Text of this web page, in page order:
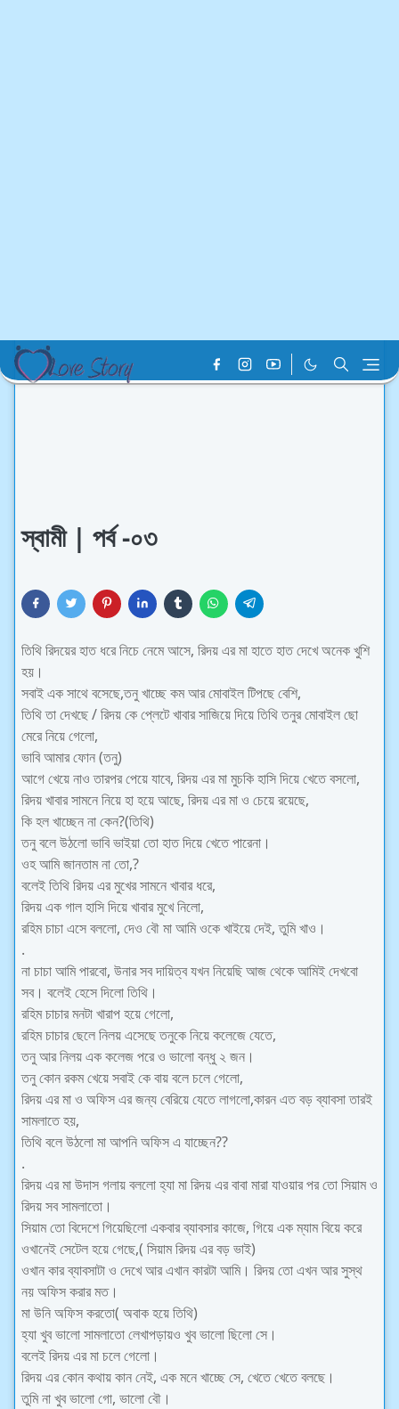
স্বামী | পর্ব -০৩
তিথি রিদয়ের হাত ধরে নিচে নেমে আসে, রিদয় এর মা হাতে হাত দেখে অনেক খুশি
হয়।
সবাই এক সাথে বসেছে,তনু খাচ্ছে কম আর মোবাইল টিপছে বেশি,
তিথি তা দেখছে / রিদয় কে প্লেটে খাবার সাজিয়ে দিয়ে তিথি তনুর মোবাইল ছো
মেরে নিয়ে গেলো,
ভাবি আমার ফোন (তনু)
আগে খেয়ে নাও তারপর পেয়ে যাবে, রিদয় এর মা মুচকি হাসি দিয়ে খেতে বসলো,
রিদয় খাবার সামনে নিয়ে হা হয়ে আছে, রিদয় এর মা ও চেয়ে রয়েছে,
কি হল খাচ্ছেন না কেন?(তিথি)
তনু বলে উঠলো ভাবি ভাইয়া তো হাত দিয়ে খেতে পারেনা।
ওহ আমি জানতাম না তো,?
বলেই তিথি রিদয় এর মুখের সামনে খাবার ধরে,
রিদয় এক গাল হাসি দিয়ে খাবার মুখে নিলো,
রহিম চাচা এসে বললো, দেও বৌ মা আমি ওকে খাইয়ে দেই, তুমি খাও।
.
না চাচা আমি পারবো, উনার সব দায়িত্ব যখন নিয়েছি আজ থেকে আমিই দেখবো
সব। বলেই হেসে দিলো তিথি।
রহিম চাচার মনটা খারাপ হয়ে গেলো,
রহিম চাচার ছেলে নিলয় এসেছে তনুকে নিয়ে কলেজে যেতে,
তনু আর নিলয় এক কলেজ পরে‌ ও ভালো বন্ধু ২ জন।
তনু কোন রকম খেয়ে সবাই কে বায় বলে চলে গেলো,
রিদয় এর মা ও অফিস এর জন্য বেরিয়ে যেতে লাগলো,কারন এত বড় ব্যাবসা তারই
সামলাতে হয়,
তিথি বলে উঠলো মা আপনি অফিস এ যাচ্ছেন??
.
রিদয় এর মা উদাস গলায় বললো হ্যা মা রিদয় এর বাবা মারা যাওয়ার পর তো সিয়াম ও
রিদয় সব সামলাতো।
সিয়াম তো বিদেশে গিয়েছিলো একবার ব্যাবসার কাজে, গিয়ে এক ম্যাম বিয়ে করে
ওখানেই সেটেল হয়ে গেছে,( সিয়াম রিদয় এর বড় ভাই)
ওখান কার ব্যাবসাটা ও দেখে আর এখান কারটা আমি। রিদয় তো এখন আর সুস্থ
নয় অফিস করার মত।
মা উনি অফিস করতো( অবাক হয়ে তিথি)
হ্যা খুব ভালো সামলাতো লেখাপড়ায়ও খুব ভালো ছিলো সে।
বলেই রিদয় এর মা চলে গেলো।
রিদয় এর কোন কথায় কান নেই, এক মনে খাচ্ছে সে, খেতে খেতে বলছে‌।
তুমি না খুব ভালো গো, ভালো বৌ।